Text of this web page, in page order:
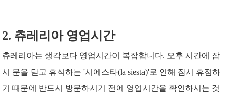
2. 츄레리아 영업시간
츄레리아는 생각보다 영업시간이 복잡합니다. 오후 시간에 잠
시 문을 닫고 휴식하는 '시에스타(la siesta)'로 인해 잠시 휴점하
기 때문에 반드시 방문하시기 전에 영업시간을 확인하시는 것